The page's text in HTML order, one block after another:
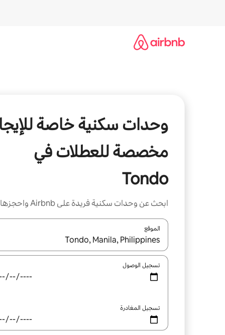
وحدات سكنية خاصة
مخصصة للعطلات في
Tondo
ابحث عن وحدات سكنية فريدة على Airbnb واحجزها
الموقع
عند توفر النتائج، انتقل باستخدام السهمين لأعلى
تسجيل الوصول
تسجيل المغادرة